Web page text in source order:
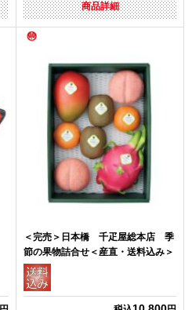
商品詳細
＜完売＞日本橋 千疋屋総本店 季
節の果物詰合せ＜産直・送料込み＞